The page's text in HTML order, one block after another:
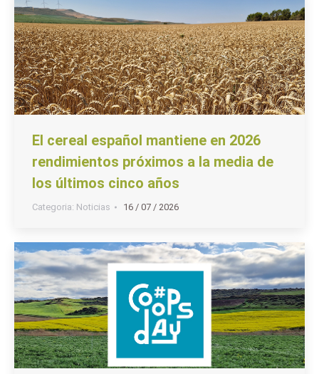
El cereal español mantiene en 2026
rendimientos próximos a la media de
los últimos cinco años
Categoria: Noticias 16 / 07 / 2026